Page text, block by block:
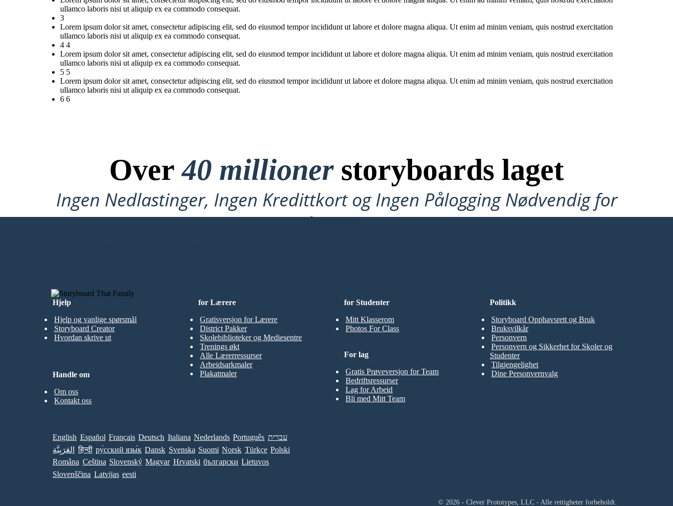
ullamco laboris nisi ut aliquip ex ea commodo consequat.
3
Lorem ipsum dolor sit amet, consectetur adipiscing elit, sed do eiusmod tempor incididunt ut labore et dolore magna aliqua. Ut enim ad minim veniam, quis nostrud exercitation
ullamco laboris nisi ut aliquip ex ea commodo consequat.
4 4
Lorem ipsum dolor sit amet, consectetur adipiscing elit, sed do eiusmod tempor incididunt ut labore et dolore magna aliqua. Ut enim ad minim veniam, quis nostrud exercitation
ullamco laboris nisi ut aliquip ex ea commodo consequat.
5 5
Lorem ipsum dolor sit amet, consectetur adipiscing elit, sed do eiusmod tempor incididunt ut labore et dolore magna aliqua. Ut enim ad minim veniam, quis nostrud exercitation
ullamco laboris nisi ut aliquip ex ea commodo consequat.
6 6
Over40 millionerstoryboards laget
Ingen Nedlastinger, Ingen Kredittkort og Ingen Pålogging Nødvendig for
å Prøve!
Hjelp
Hjelp og vanlige spørsmål
Storyboard Creator
Hvordan skrive ut
for Studenter
Mitt Klasserom
Photos For Class
for Lærere
Gratisversjon for Lærere
District Pakker
Skolebiblioteker og Mediesentre
Trenings økt
Alle Lærerressurser
Arbeidsarkmaler
Plakatmaler
For lag
Gratis Prøveversjon for Team
Bedriftsressurser
Lag for Arbeid
Bli med Mitt Team
Handle om
Om oss
Kontakt oss
Politikk
Storyboard Opphavsrett og Bruk
Bruksvilkår
Personvern
Personvern og Sikkerhet for Skoler og
Studenter
Tilgjengelighet
Dine Personvernvalg
English Español Français Deutsch Italiana Nederlands Português עברית
العَرَبِيَّة
हिन्दी ру́сский язы́к Dansk Svenska Suomi Norsk Türkçe Polski
Româna Ceština Slovenský Magyar Hrvatski български Lietuvos
Slovenščina Latvijas eesti
© 2026 - Clever Prototypes, LLC - Alle rettigheter forbeholdt.